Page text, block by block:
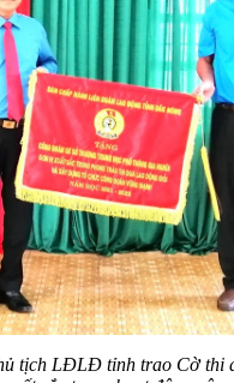
tịch LĐLĐ tỉnh trao Cờ thi